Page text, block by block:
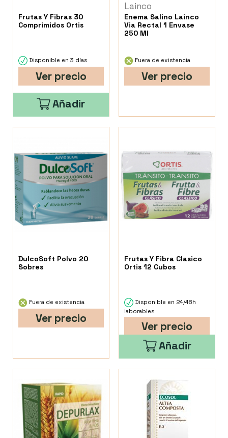
Frutas Y Fibras 30
Comprimidos Ortis
Disponible en 3 días
Ver precio
Añadir
Lainco
Enema Salino Lainco
Via Rectal 1 Envase
250 Ml
Fuera de existencia
Ver precio
DulcoSoft Polvo 20
Sobres
Fuera de existencia
Ver precio
Frutas Y Fibra Clasico
Ortis 12 Cubos
Disponible en 24/48h
laborables
Ver precio
Añadir